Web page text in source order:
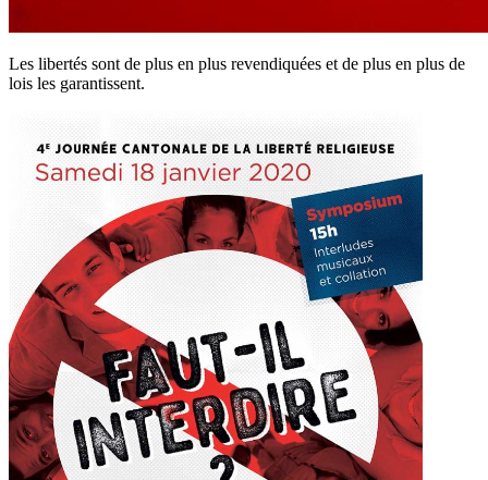
Les libertés sont de plus en plus revendiquées et de plus en plus de
lois les garantissent.